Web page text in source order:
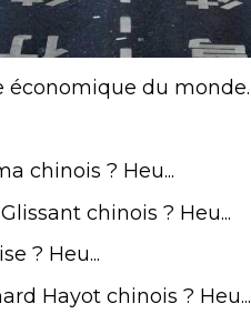
économique du monde.
chinois ? Heu...
chinois ? Heu...
? Heu...
Hayot chinois ? Heu...